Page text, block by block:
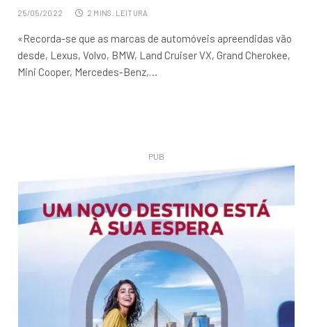
25/05/2022 2 MINS. LEITURA
«Recorda-se que as marcas de automóveis apreendidas vão
desde, Lexus, Volvo, BMW, Land Cruiser VX, Grand Cherokee,
Mini Cooper, Mercedes-Benz,…
PUB